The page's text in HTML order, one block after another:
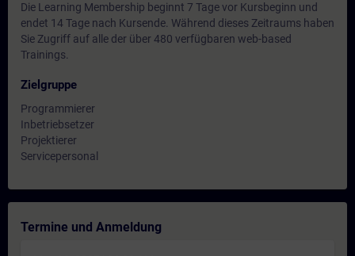
Die Learning Membership beginnt 7 Tage vor Kursbeginn und
endet 14 Tage nach Kursende. Während dieses Zeitraums haben
Sie Zugriff auf alle der über 480 verfügbaren web-based
Trainings.
Zielgruppe
Programmierer
Inbetriebsetzer
Projektierer
Servicepersonal
Termine und Anmeldung